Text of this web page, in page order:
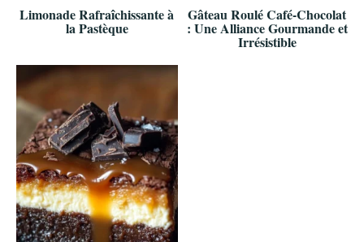
Limonade Rafraîchissante à
la Pastèque
Gâteau Roulé Café-Chocolat
: Une Alliance Gourmande et
Irrésistible